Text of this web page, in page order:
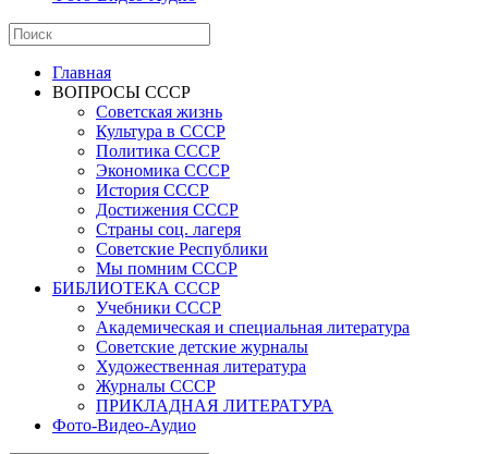
Главная
ВОПРОСЫ СССР
Советская жизнь
Культура в СССР
Политика СССР
Экономика СССР
История СССР
Достижения СССР
Страны соц. лагеря
Советские Республики
Мы помним СССР
БИБЛИОТЕКА СССР
Учебники СССР
Академическая и специальная литература
Советские детские журналы
Художественная литература
Журналы СССР
ПРИКЛАДНАЯ ЛИТЕРАТУРА
Фото-Видео-Аудио